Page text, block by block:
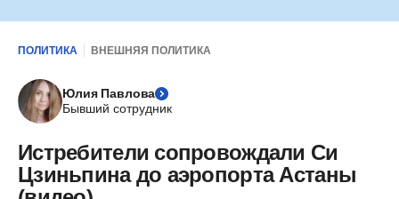
ПОЛИТИКА ВНЕШНЯЯ ПОЛИТИКА
Юлия Павлова
Бывший сотрудник
Истребители сопровождали Си
Цзиньпина до аэропорта Астаны